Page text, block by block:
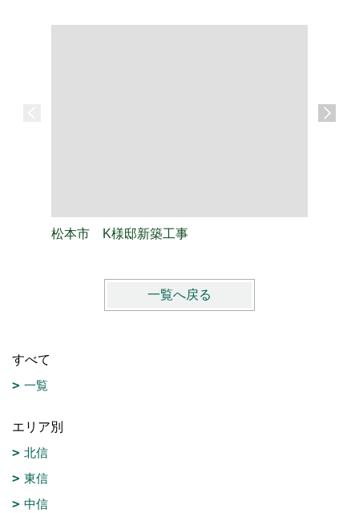
松本市 K様邸新築工事
一覧へ戻る
すべて
一覧
エリア別
北信
東信
中信